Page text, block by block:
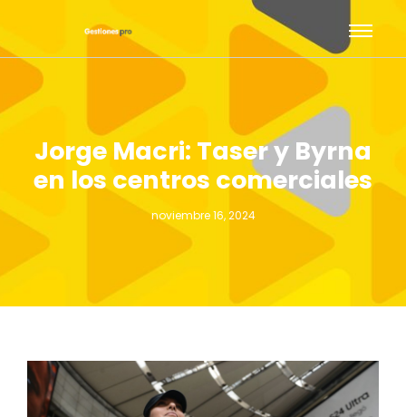
Jorge Macri: Taser y Byrna
en los centros comerciales
noviembre 16, 2024